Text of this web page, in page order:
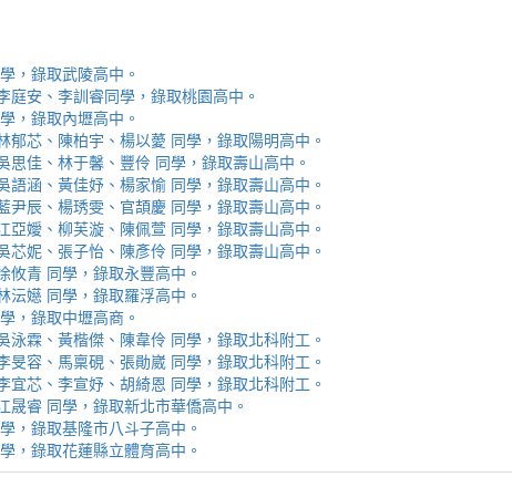
，錄取武陵高中。
安、李訓睿同學，錄取桃園高中。
，錄取內壢高中。
芯、陳柏宇、楊以薆 同學，錄取陽明高中。
佳、林于馨、豐伶 同學，錄取壽山高中。
涵、黃佳妤、楊家愉 同學，錄取壽山高中。
辰、楊琇雯、官頡慶 同學，錄取壽山高中。
嬡、柳芙漩、陳佩萱 同學，錄取壽山高中。
妮、張子怡、陳彥伶 同學，錄取壽山高中。
青 同學，錄取永豐高中。
嬨 同學，錄取羅浮高中。
，錄取中壢高商。
霖、黃楷傑、陳韋伶 同學，錄取北科附工。
容、馬稟硯、張勛崴 同學，錄取北科附工。
芯、李宣妤、胡綺恩 同學，錄取北科附工。
睿 同學，錄取新北市華僑高中。
，錄取基隆市八斗子高中。
，錄取花蓮縣立體育高中。